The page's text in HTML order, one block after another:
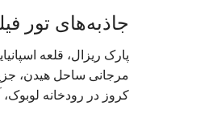
جاذبه‌های تور فیلیپین | ۹
پارک ریزال، قلعه
مرجانی ساحل هیدن،
کروز در رودخانه لوبوک،